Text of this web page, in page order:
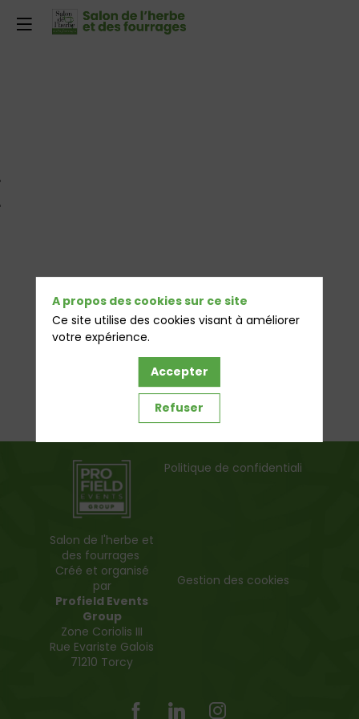
Salon de l'herbe et
des fourrages
Créé et organisé
par
Profield Events
Group
Zone Coriolis III
Rue Evariste Galois
71210 Torcy
Politique de confidentialité
Gestion des cookies
A propos des cookies sur ce site
Ce site utilise des cookies visant à améliorer
votre expérience.
Accepter
Refuser